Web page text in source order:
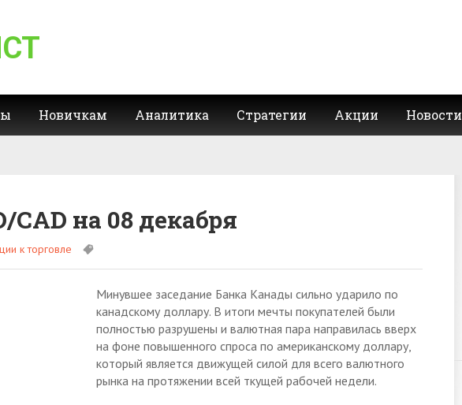
Новичкам Аналитика Стратегии Акции Новости
CAD на 08 декабря
к торговле
Минувшее заседание Банка Канады сильно ударило по
канадскому доллару. В итоги мечты покупателей были
полностью разрушены и валютная пара направилась вверх
на фоне повышенного спроса по американскому доллару,
который является движущей силой для всего валютного
рынка на протяжении всей ткущей рабочей недели.